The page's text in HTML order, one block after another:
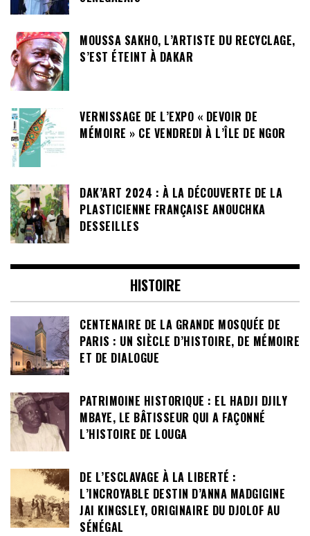
MOUSSA SAKHO, L’ARTISTE DU RECYCLAGE,
S’EST ÉTEINT À DAKAR
VERNISSAGE DE L’EXPO « DEVOIR DE
MÉMOIRE » CE VENDREDI À L’ÎLE DE NGOR
DAK’ART 2024 : À LA DÉCOUVERTE DE LA
PLASTICIENNE FRANÇAISE ANOUCHKA
DESSEILLES
HISTOIRE
CENTENAIRE DE LA GRANDE MOSQUÉE DE
PARIS : UN SIÈCLE D’HISTOIRE, DE MÉMOIRE
ET DE DIALOGUE
PATRIMOINE HISTORIQUE : EL HADJI DJILY
MBAYE, LE BÂTISSEUR QUI A FAÇONNÉ
L’HISTOIRE DE LOUGA
DE L’ESCLAVAGE À LA LIBERTÉ :
L’INCROYABLE DESTIN D’ANNA MADGIGINE
JAI KINGSLEY, ORIGINAIRE DU DJOLOF AU
SÉNÉGAL